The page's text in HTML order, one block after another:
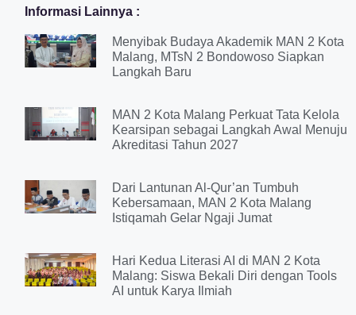
Informasi Lainnya :
Menyibak Budaya Akademik MAN 2 Kota
Malang, MTsN 2 Bondowoso Siapkan
Langkah Baru
MAN 2 Kota Malang Perkuat Tata Kelola
Kearsipan sebagai Langkah Awal Menuju
Akreditasi Tahun 2027
Dari Lantunan Al-Qur’an Tumbuh
Kebersamaan, MAN 2 Kota Malang
Istiqamah Gelar Ngaji Jumat
Hari Kedua Literasi AI di MAN 2 Kota
Malang: Siswa Bekali Diri dengan Tools
AI untuk Karya Ilmiah